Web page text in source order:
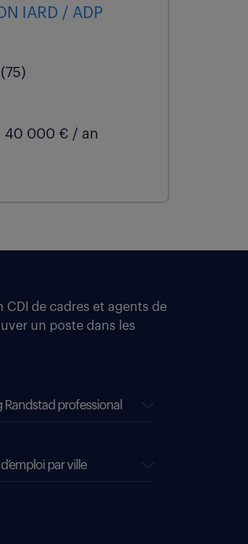
IARD / ADP
40 000 € / an
CDI de cadres et agents de
un poste dans les
Randstad professional
par ville